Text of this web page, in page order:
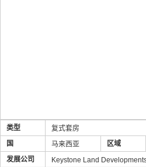
类型
复式套房
国
马来西亚 区域
发展公司
Keystone Land